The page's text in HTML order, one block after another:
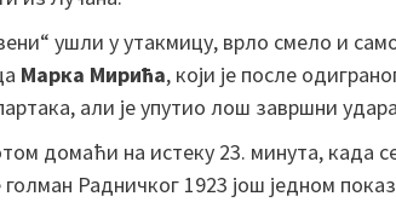
ушли у утакмицу, врло смело и
Марка Мирића, који је после
али је упутио лош завршни
домаћи на истеку 23. минута, када
голман Радничког 1923 још једном